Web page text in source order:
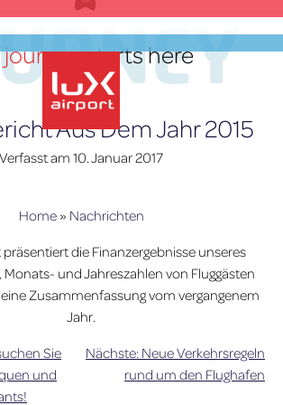
lux-Airport
starts here
Aus Dem Jahr 2015
Verfasst am 10. Januar 2017
Home» Nachrichten
die Finanzergebnisse unseres
und Jahreszahlen von Fluggästen
Zusammenfassung vom vergangenem
Jahr.
Sie
und
Nächste: Neue Verkehrsregeln
rund um den Flughafen